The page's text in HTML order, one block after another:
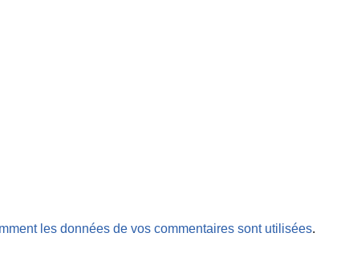
les données de vos commentaires sont utilisées.